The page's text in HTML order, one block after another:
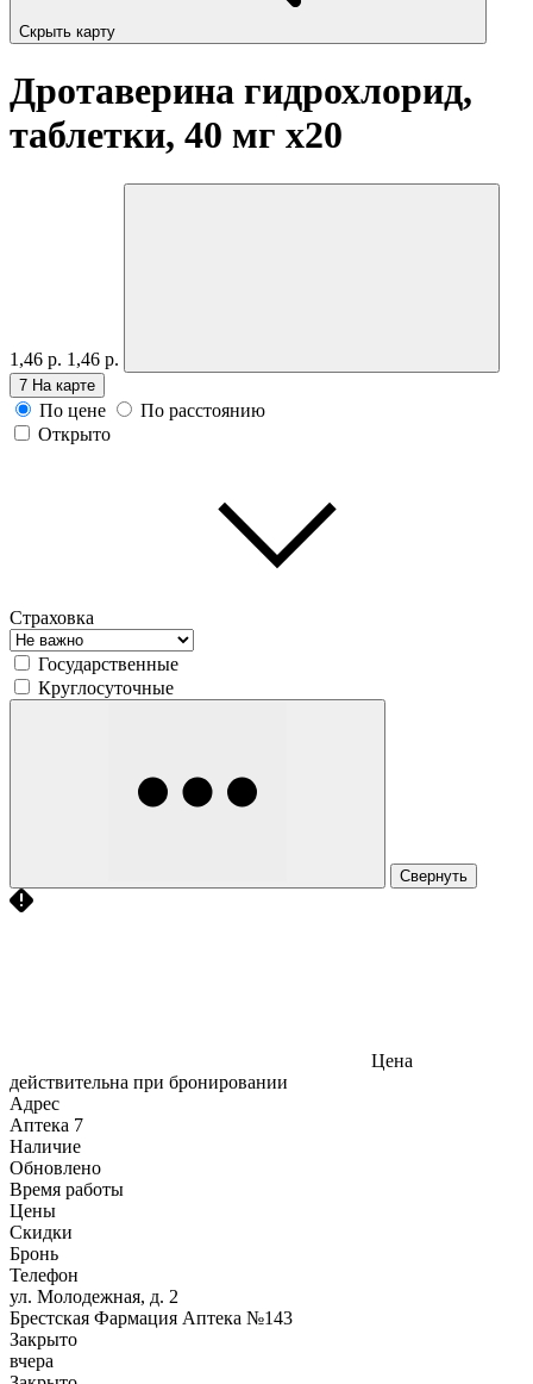
Скрыть карту
Дротаверина гидрохлорид,
таблетки, 40 мг x20
1,46 р. 1,46 р.
7 На карте
По цене
По расстоянию
Открыто
Страховка
Государственные
Круглосуточные
Свернуть
Цена
действительна при бронировании
Адрес
Аптека 7
Наличие
Обновлено
Время работы
Цены
Скидки
Бронь
Телефон
ул. Молодежная, д. 2
Брестская Фармация Аптека №143
Закрыто
вчера